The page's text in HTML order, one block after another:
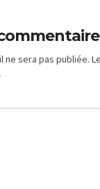
ne sera pas publiée.